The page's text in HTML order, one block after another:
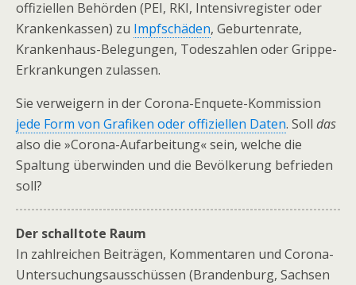
offiziellen Behörden (PEI, RKI, Intensivregister oder
Krankenkassen) zu Impfschäden, Geburtenrate,
Krankenhaus-Belegungen, Todeszahlen oder Grippe-
Erkrankungen zulassen.
Sie verweigern in der Corona-Enquete-Kommission
jede Form von Grafiken oder offiziellen Daten. Soll das
also die »Corona-Aufarbeitung« sein, welche die
Spaltung überwinden und die Bevölkerung befrieden
soll?
Der schalltote Raum
In zahlreichen Beiträgen, Kommentaren und Corona-
Untersuchungsausschüssen (Brandenburg, Sachsen